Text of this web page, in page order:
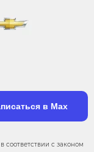
в Max
соответствии с законом